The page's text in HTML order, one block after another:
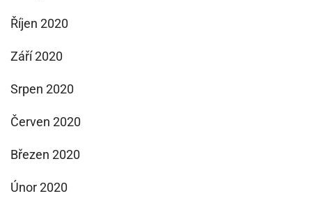
Říjen 2020
Září 2020
Srpen 2020
Červen 2020
Březen 2020
Únor 2020